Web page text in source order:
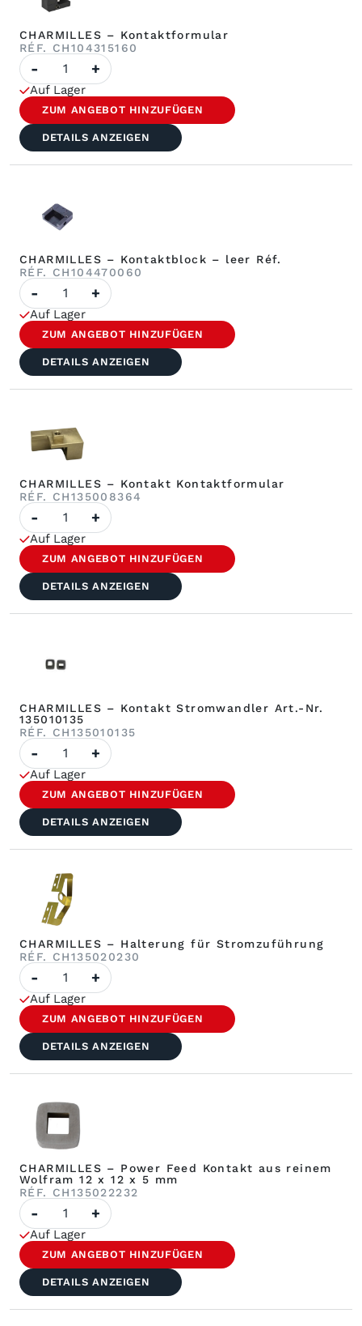
CHARMILLES – Kontaktformular
RÉF. CH104315160
Anzahl
der
CHARMILLES
–
Kontaktmodul
- +
Auf Lager
ZUM ANGEBOT HINZUFÜGEN
DETAILS ANZEIGEN
CHARMILLES – Kontaktblock – leer Réf.
RÉF. CH104470060
Anzahl
CHARMILLES
–
Kontaktblock
–
leer
Réf.
- +
Auf Lager
ZUM ANGEBOT HINZUFÜGEN
DETAILS ANZEIGEN
CHARMILLES – Kontakt Kontaktformular
RÉF. CH135008364
Anzahl
der
CHARMILLES
–
Kontakt
Kontaktformular
- +
Auf Lager
ZUM ANGEBOT HINZUFÜGEN
DETAILS ANZEIGEN
CHARMILLES – Kontakt Stromwandler Art.-Nr.
135010135
RÉF. CH135010135
Anzahl
von
CHARMILLES
–
Kontakt
Stromwandler
Art.-
Nr.
135010135
- +
Auf Lager
ZUM ANGEBOT HINZUFÜGEN
DETAILS ANZEIGEN
CHARMILLES – Halterung für Stromzuführung
RÉF. CH135020230
Anzahl
der
CHARMILLES
–
Stromzufuhrhalterung
- +
Auf Lager
ZUM ANGEBOT HINZUFÜGEN
DETAILS ANZEIGEN
CHARMILLES – Power Feed Kontakt aus reinem
Wolfram 12 x 12 x 5 mm
RÉF. CH135022232
Anzahl
CHARMILLES
-
Power
Feed
Contact
Pure
Tungsten
12x12x5
- +
Auf Lager
ZUM ANGEBOT HINZUFÜGEN
DETAILS ANZEIGEN